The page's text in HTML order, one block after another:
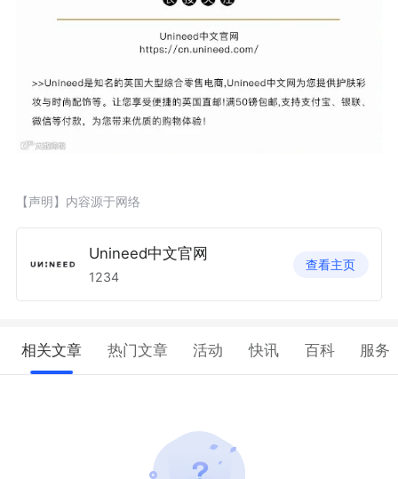
【声明】内容源于网络
Unineed中文官网
1234
查看主页
相关文章 热门文章 活动 快讯 百科 服务